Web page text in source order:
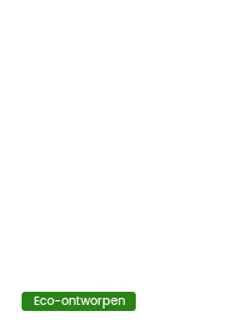
Eco-ontworpen